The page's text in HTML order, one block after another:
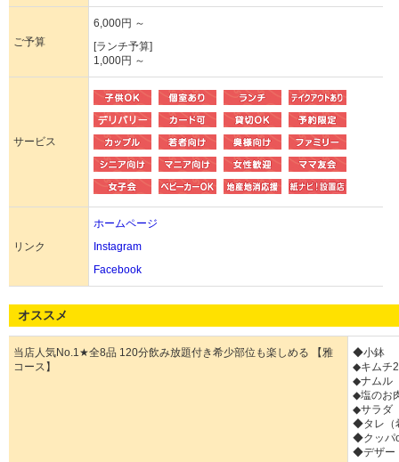
ご予算
6,000円 ～
[ランチ予算]
1,000円 ～
サービス
リンク
ホームページ
Instagram
Facebook
オススメ
当店人気No.1★全8品 120分飲み放題付き希少部位も楽しめる 【雅
コース】
◆小鉢
◆キムチ
◆ナムル
◆塩のお
◆サラダ
◆タレ（
◆クッパ
◆デザー